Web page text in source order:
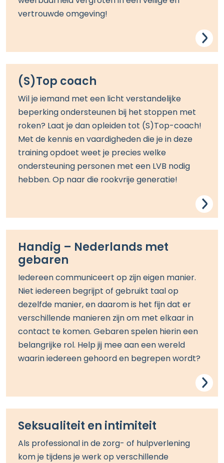
vertrouwde omgeving!
(S)Top coach
Wil je iemand met een licht verstandelijke
beperking ondersteunen bij het stoppen met
roken? Laat je dan opleiden tot (S)Top-coach!
Met de kennis en vaardigheden die je in deze
training opdoet weet je precies welke
ondersteuning personen met een LVB nodig
hebben. Op naar die rookvrije generatie!
Handig – Nederlands met
gebaren
Iedereen communiceert op zijn eigen manier.
Niet iedereen begrijpt of gebruikt taal op
dezelfde manier, en daarom is het fijn dat er
verschillende manieren zijn om met elkaar in
contact te komen. Gebaren spelen hierin een
belangrijke rol. Help jij mee aan een wereld
waarin iedereen gehoord en begrepen wordt?
Seksualiteit en intimiteit
Als professional in de zorg- of hulpverlening
kom je tijdens je werk op verschillende